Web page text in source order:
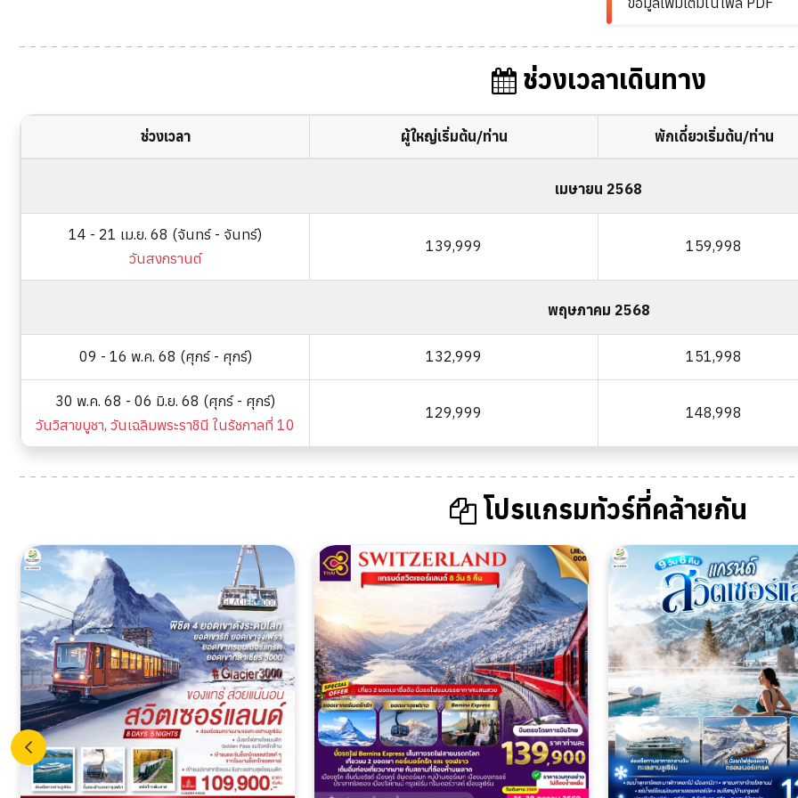
ช่วงเวลาเดินทาง
ช่วงเวลา ผู้ใหญ่เริ่มต้น/ท่าน พักเดี่ยวเริ่มต้น/ท่าน
เมษายน 2568
14 - 21 เม.ย. 68 (จันทร์ - จันทร์)
วันสงกรานต์
139,999 159,998
พฤษภาคม 2568
09 - 16 พ.ค. 68 (ศุกร์ - ศุกร์) 132,999 151,998
30 พ.ค. 68 - 06 มิ.ย. 68 (ศุกร์ - ศุกร์)
วันวิสาขบูชา, วันเฉลิมพระราชินี ในรัชกาลที่ 10
129,999 148,998
โปรแกรมทัวร์ที่คล้ายกัน